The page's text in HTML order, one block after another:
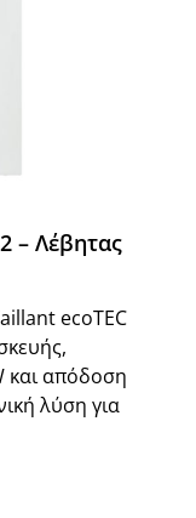
– Λέβητας
ecoTEC
και απόδοση
λύση για